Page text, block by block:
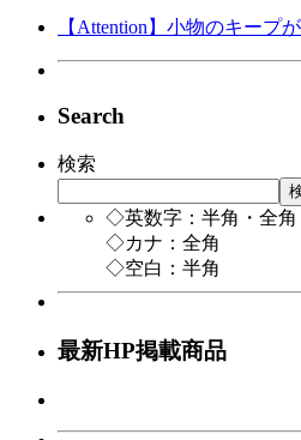
【Attention】小物のキープ
Search
検索
◇英数字：半角・全角
◇カナ：全角
◇空白：半角
最新HP掲載商品